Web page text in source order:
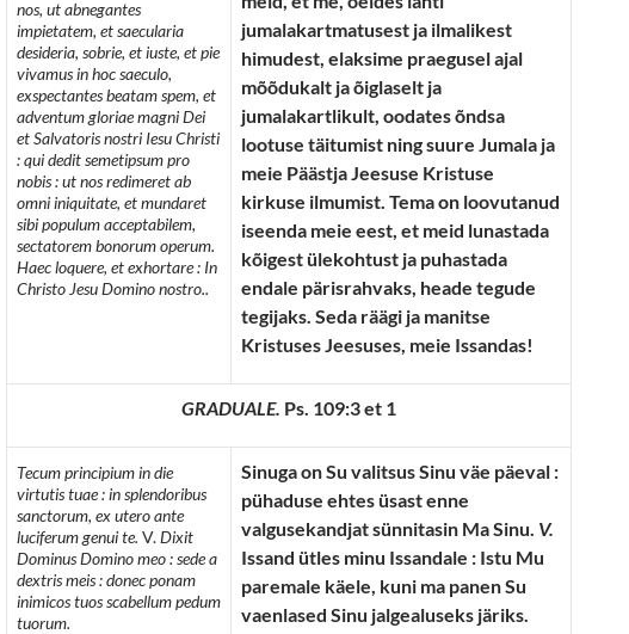
nos, ut abnegantes
impietatem, et saecularia
desideria, sobrie, et iuste, et pie
vivamus in hoc saeculo,
exspectantes beatam spem, et
adventum gloriae magni Dei
et Salvatoris nostri Iesu Christi
: qui dedit semetipsum pro
nobis : ut nos redimeret ab
omni iniquitate, et mundaret
sibi populum acceptabilem,
sectatorem bonorum operum.
Haec loquere, et exhortare : In
Christo Jesu Domino nostro..
jumalakartmatusest ja ilmalikest
himudest, elaksime praegusel ajal
mõõdukalt ja õiglaselt ja
jumalakartlikult, oodates õndsa
lootuse täitumist ning suure Jumala ja
meie Päästja Jeesuse Kristuse
kirkuse ilmumist. Tema on loovutanud
iseenda meie eest, et meid lunastada
kõigest ülekohtust ja puhastada
endale pärisrahvaks, heade tegude
tegijaks. Seda räägi ja manitse
Kristuses Jeesuses, meie Issandas!
GRADUALE. Ps. 109:3 et 1
Tecum principium in die
virtutis tuae : in splendoribus
sanctorum, ex utero ante
luciferum genui te. V.Dixit
Dominus Domino meo : sede a
dextris meis : donec ponam
inimicos tuos scabellum pedum
tuorum.
Sinuga on Su valitsus Sinu väe päeval :
pühaduse ehtes üsast enne
valgusekandjat sünnitasin Ma Sinu. V.
Issand ütles minu Issandale : Istu Mu
paremale käele, kuni ma panen Su
vaenlased Sinu jalgealuseks järiks.